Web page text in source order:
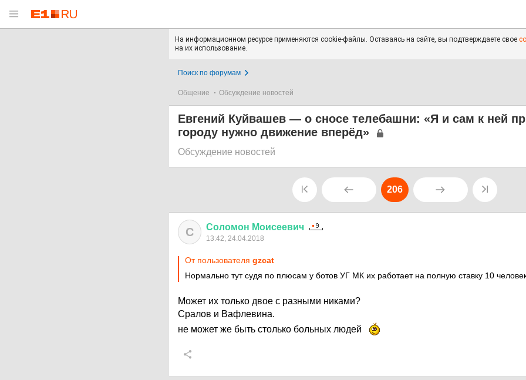
На информационном ресурсе применяются cookie-файлы. Оставаясь на сайте, вы подтверждаете свое
на их использование.
Поиск по форумам
Общение Обсуждение новостей
Евгений Куйвашев — о сносе телебашни: «Я и сам к ней
городу нужно движение вперёд»
Обсуждение новостей
206
С Соломон Моисеевич
13:42, 24.04.2018
От пользователя gzcat
Нормально тут судя по плюсам у ботов УГ МК их работает на полную ставку 10
Может их только двое с разными никами?
Сралов и Вафлевина.
не может же быть столько больных людей